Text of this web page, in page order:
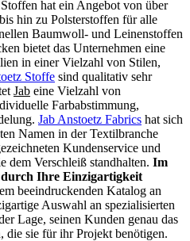
hat ein Angebot von über
hin zu Polsterstoffen für alle
Baumwoll- und Leinenstoffen
bietet das Unternehmen eine
in einer Vielzahl von Stilen,
Stoffe sind qualitativ sehr
Jab eine Vielzahl von
Farbabstimmung,
Jab Anstoetz Fabrics hat sich
Namen in der Textilbranche
Kundenservice und
dem Verschleiß standhalten. Im
Ihre Einzigartigkeit
beeindruckenden Katalog an
Auswahl an spezialisierten
Lage, seinen Kunden genau das
die sie für ihr Projekt benötigen.